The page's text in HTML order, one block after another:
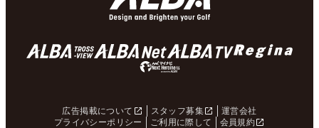
広告掲載について スタッフ募集
運営会社
プライバシーポリシー
ご利用に際して
会員規約